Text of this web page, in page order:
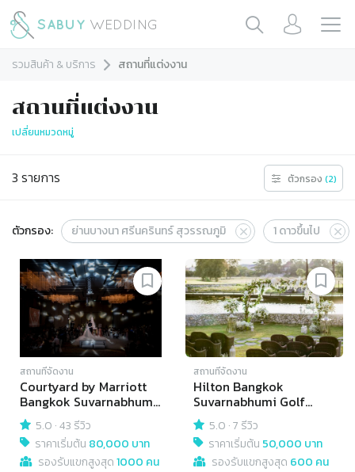
รวมสินค้า & บริการ สถานที่แต่งงาน
สถานที่แต่งงาน
เปลี่ยนหมวดหมู่
3 รายการ ตัวกรอง (2)
ตัวกรอง: ย่านบางนา ศรีนครินทร์ สุวรรณภูมิ 1ดาวขึ้นไป
สถานที่จัดงาน
Courtyard by Marriott
Bangkok Suvarnabhumi
Airport
5.0 ·43 รีวิว
ราคาเริ่มต้น 80,000 บาท
รองรับแขกสูงสุด1000 คน
สถานที่จัดงาน
Hilton Bangkok
Suvarnabhumi Golf
Resort & Spa
5.0 ·7 รีวิว
ราคาเริ่มต้น 50,000 บาท
รองรับแขกสูงสุด 600 คน